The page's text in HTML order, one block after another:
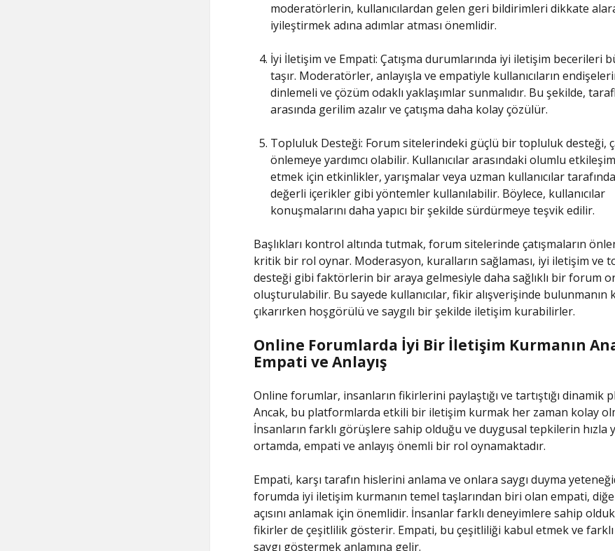
moderatörlerin, kullanıcılardan gelen geri bildirimleri dikkate
iyileştirmek adına adımlar atması önemlidir.
İyi İletişim ve Empati: Çatışma durumlarında iyi iletişim becerileri
taşır. Moderatörler, anlayışla ve empatiyle kullanıcıların
dinlemeli ve çözüm odaklı yaklaşımlar sunmalıdır. Bu şekilde,
arasında gerilim azalır ve çatışma daha kolay çözülür.
Topluluk Desteği: Forum sitelerindeki güçlü bir topluluk desteği,
önlemeye yardımcı olabilir. Kullanıcılar arasındaki olumlu
etmek için etkinlikler, yarışmalar veya uzman kullanıcılar
değerli içerikler gibi yöntemler kullanılabilir. Böylece, kullanıcılar
konuşmalarını daha yapıcı bir şekilde sürdürmeye teşvik edilir.
Başlıkları kontrol altında tutmak, forum sitelerinde çatışmaların
kritik bir rol oynar. Moderasyon, kuralların sağlaması, iyi iletişim ve
desteği gibi faktörlerin bir araya gelmesiyle daha sağlıklı bir forum
oluşturulabilir. Bu sayede kullanıcılar, fikir alışverişinde bulunmanın
çıkarırken hoşgörülü ve saygılı bir şekilde iletişim kurabilirler.
Online Forumlarda İyi Bir İletişim Kurmanın
Empati ve Anlayış
Online forumlar, insanların fikirlerini paylaştığı ve tartıştığı dinamik
Ancak, bu platformlarda etkili bir iletişim kurmak her zaman kolay
İnsanların farklı görüşlere sahip olduğu ve duygusal tepkilerin hızla
ortamda, empati ve anlayış önemli bir rol oynamaktadır.
Empati, karşı tarafın hislerini anlama ve onlara saygı duyma
forumda iyi iletişim kurmanın temel taşlarından biri olan empati,
açısını anlamak için önemlidir. İnsanlar farklı deneyimlere sahip
fikirler de çeşitlilik gösterir. Empati, bu çeşitliliği kabul etmek ve
saygı göstermek anlamına gelir.